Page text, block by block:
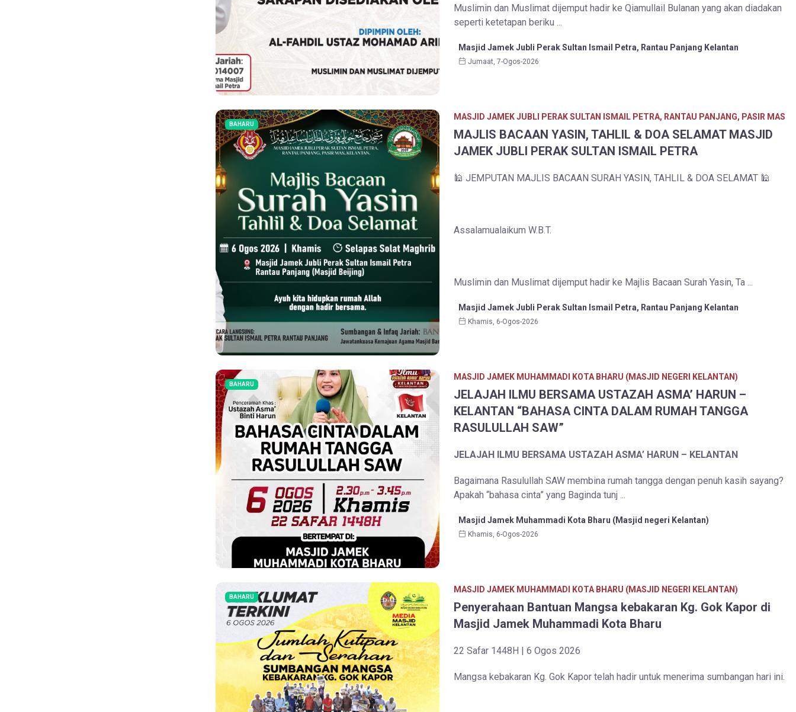
Muslimin dan Muslimat dijemput hadir ke Qiamullail Bulanan yang akan diadakan
seperti ketetapan beriku ...
Masjid Jamek Jubli Perak Sultan Ismail Petra, Rantau Panjang Kelantan
Jumaat, 7-Ogos-2026
BAHARU
MASJID JAMEK JUBLI PERAK SULTAN ISMAIL PETRA, RANTAU PANJANG, PASIR MAS
MAJLIS BACAAN YASIN, TAHLIL & DOA SELAMAT MASJID
JAMEK JUBLI PERAK SULTAN ISMAIL PETRA
🕌 JEMPUTAN MAJLIS BACAAN SURAH YASIN, TAHLIL & DOA SELAMAT 🕌
Assalamualaikum W.B.T.
Muslimin dan Muslimat dijemput hadir ke Majlis Bacaan Surah Yasin, Ta ...
Masjid Jamek Jubli Perak Sultan Ismail Petra, Rantau Panjang Kelantan
Khamis, 6-Ogos-2026
BAHARU
MASJID JAMEK MUHAMMADI KOTA BHARU (MASJID NEGERI KELANTAN)
JELAJAH ILMU BERSAMA USTAZAH ASMA’ HARUN –
KELANTAN “BAHASA CINTA DALAM RUMAH TANGGA
RASULULLAH SAW”
JELAJAH ILMU BERSAMA USTAZAH ASMA’ HARUN – KELANTAN
Bagaimana Rasulullah SAW membina rumah tangga dengan penuh kasih sayang?
Apakah “bahasa cinta” yang Baginda tunj ...
Masjid Jamek Muhammadi Kota Bharu (Masjid negeri Kelantan)
Khamis, 6-Ogos-2026
BAHARU
MASJID JAMEK MUHAMMADI KOTA BHARU (MASJID NEGERI KELANTAN)
Penyerahaan Bantuan Mangsa kebakaran Kg. Gok Kapor di
Masjid Jamek Muhammadi Kota Bharu
22 Safar 1448H | 6 Ogos 2026
Mangsa kebakaran Kg. Gok Kapor telah hadir untuk menerima sumbangan hari ini.